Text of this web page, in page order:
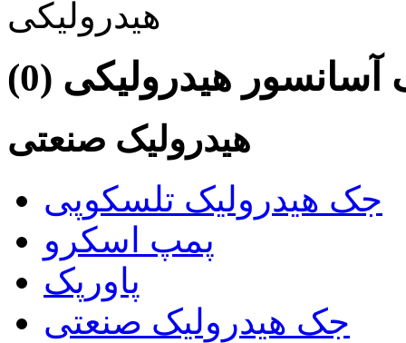
هیدرولیکی (0)
هیدرولیک صنعتی
جک هیدرولیک تلسکوپی
پمپ اسکرو
پاورپک
جک هیدرولیک صنعتی